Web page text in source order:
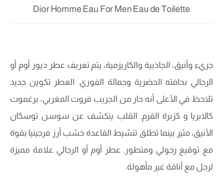
Dior Homme Eau For Men Eau de Toilette
جريء وأنيق، الجاذبية والكاريزمية، يتم تعريف عطر ديور أوم أو
الرجالي بحافته الحضرية وجمالة الفوري. العطر تكوين جديد
تلاحظ في الأعلى أنه حار من الجريب فروت المغربي، برغموت
كالابريا و كزبرة القرم. القلب يتكشف عن سوسن توسكان
الأنيق، مثير بينما تطلق تنشيط القاعدة خشب أرز فرجينيا بقوة
مع توقيع رجولي ومتطور. عطر أوم أو الرجالي علامة مميزة
لرجل مع أناقة غير مأهولة.